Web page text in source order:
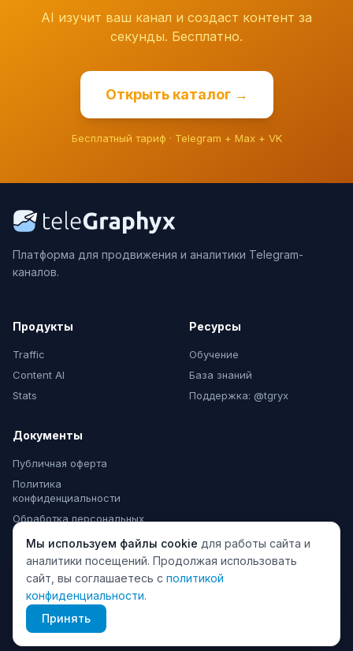
AI изучит ваш канал и создаст контент за
секунды. Бесплатно.
Открыть каталог →
Бесплатный тариф · Telegram + Max + VK
Платформа для продвижения и аналитики Telegram-
каналов.
Продукты
Traffic
Content AI
Stats
Ресурсы
Обучение
База знаний
Поддержка: @tgryx
Документы
Публичная оферта
Политика
конфиденциальности
Обработка персональных
данных
Согласие на рассылки
© 2024 TeleGraphyx. Все права защищены.
ИП Матвеева А.Ю., ИНН 510107251374
Мы используем файлы cookie для работы сайта и
аналитики посещений. Продолжая использовать
сайт, вы соглашаетесь с политикой
конфиденциальности.
Принять